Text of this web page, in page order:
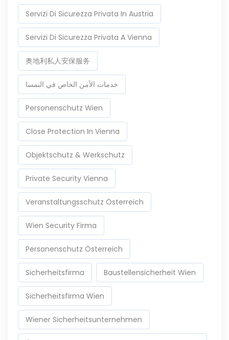
Servizi Di Sicurezza Privata In Austria
Servizi Di Sicurezza Privata A Vienna
奥地利私人安保服务
خدمات الأمن الخاص في النمسا
Personenschutz Wien
Close Protection In Vienna
Objektschutz & Werkschutz
Private Security Vienna
Veranstaltungsschutz Österreich
Wien Security Firma
Personenschutz Österreich
Sicherheitsfirma Baustellensicherheit Wien
Sicherheitsfirma Wien
Wiener Sicherheitsunternehmen